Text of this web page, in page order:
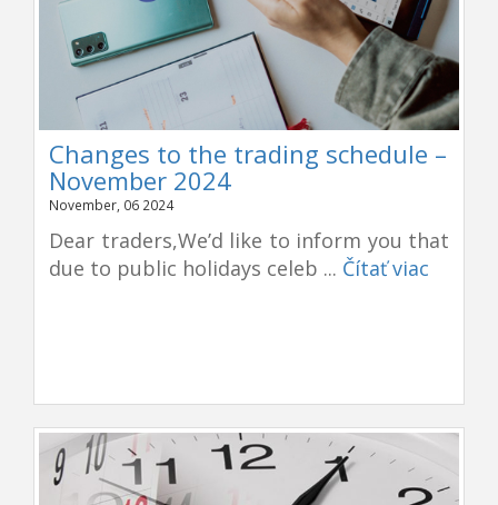
Changes to the trading schedule –
November 2024
November, 06 2024
Dear traders,We’d like to inform you that
due to public holidays celeb ... Čítať viac